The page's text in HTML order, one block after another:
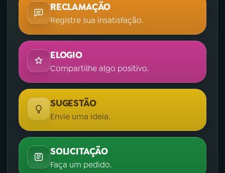
RECLAMAÇÃO
Registre sua insatisfação.
ELOGIO
Compartilhe algo positivo.
SUGESTÃO
Envie uma ideia.
SOLICITAÇÃO
Faça um pedido.